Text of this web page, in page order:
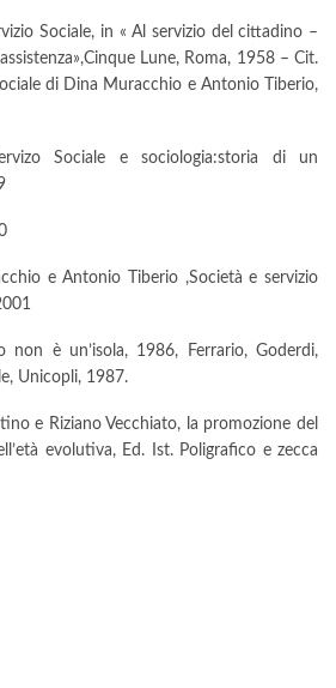
Sociale, in « Al servizio del cittadino –
Lune, Roma, 1958 – Cit.
di Dina Muracchio e Antonio Tiberio,
Sociale e sociologia:storia di un
e Antonio Tiberio ,Società e servizio
non è un’isola, 1986, Ferrario, Goderdi,
Unicopli, 1987.
e Riziano Vecchiato, la promozione del
evolutiva, Ed. Ist. Poligrafico e zecca